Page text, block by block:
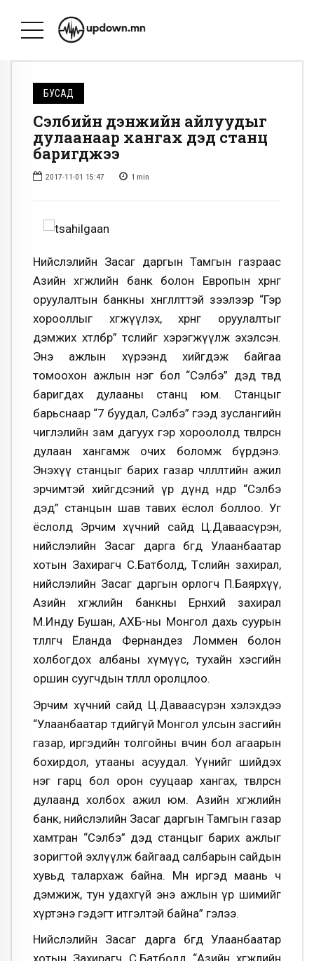
БУСАД
Сэлбийн дэнжийн айлуудыг
дулаанаар хангах дэд станц
баригджээ
2017-11-01 15:47 1 min
Нийслэлийн Засаг даргын Тамгын газраас
Азийн хөгжлийн банк болон Европын хөрөнгө
оруулалтын банкны хөнгөлөлттэй зээлээр “Гэр
хорооллыг хөгжүүлэх, хөрөнгө оруулалтыг
дэмжих хөтөлбөр” төслийг хэрэгжүүлж эхэлсэн.
Энэ ажлын хүрээнд хийгдэж байгаа
томоохон ажлын нэг бол “Сэлбэ” дэд төвд
баригдах дулааны станц юм. Станцыг
барьснаар “7 буудал, Сэлбэ” гээд зуслангийн
чиглэлийн зам дагуух гэр хороололд төвлөрсөн
дулаан хангамж очих боломж бүрдэнэ.
Энэхүү станцыг барих газар чөлөөлөлтийн ажил
эрчимтэй хийгдсэний үр дүнд өнөөдөр “Сэлбэ
дэд” станцын шав тавих ёслол боллоо. Уг
ёслолд Эрчим хүчний сайд Ц.Даваасүрэн,
нийслэлийн Засаг дарга бөгөөд Улаанбаатар
хотын Захирагч С.Батболд, Төслийн захирал,
нийслэлийн Засаг даргын орлогч П.Баярхүү,
Азийн хөгжлийн банкны Ерөнхий захирал
М.Инду Бушан, АХБ-ны Монгол дахь суурын
төлөөлөгч Ёланда Фернандез Ломмен болон
холбогдох албаны хүмүүс, тухайн хэсгийн
оршин суугчдын төлөөлөл оролцлоо.
Эрчим хүчний сайд Ц.Даваасүрэн хэлэхдээ
“Улаанбаатар төдийгүй Монгол улсын засгийн
газар, иргэдийн толгойны өвчин бол агаарын
бохирдол, утааны асуудал. Үүнийг шийдэх
нэг гарц бол орон сууцаар хангах, төвлөрсөн
дулаанд холбох ажил юм. Азийн хөгжлийн
банк, нийслэлийн Засаг даргын Тамгын газар
хамтран “Сэлбэ” дэд станцыг барих ажлыг
зоригтой эхлүүлж байгаад салбарын сайдын
хувьд талархаж байна. Мөн иргэд маань ч
дэмжиж, тун удахгүй энэ ажлын үр шимийг
хүртэнэ гэдэгт итгэлтэй байна” гэлээ.
Нийслэлийн Засаг дарга бөгөөд Улаанбаатар